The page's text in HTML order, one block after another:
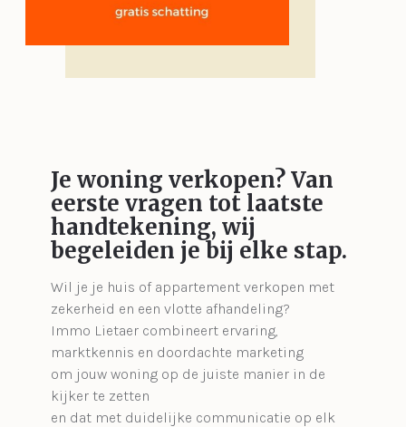
Je woning verkopen?Van
eerste vragen tot laatste
handtekening, wij
begeleiden je bij elke stap.
Wil je je huis of appartement verkopen met
zekerheid en een vlotte afhandeling?
Immo Lietaer combineert ervaring,
marktkennis en doordachte marketing
om jouw woning op de juiste manier in de
kijker te zetten
en dat met duidelijke communicatie op elk